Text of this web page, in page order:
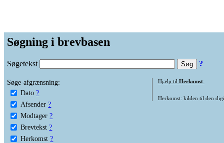
Søgning i brevbasen
Søgetekst ?
Søge-afgrænsning:
Dato ?
Afsender ?
Modtager ?
Brevtekst ?
Herkomst ?
Hjælp til Herkomst:
Herkomst: kilden til den